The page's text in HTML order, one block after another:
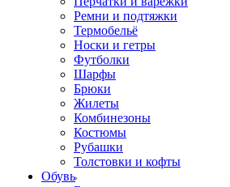
Ремни и подтяжки
Термобельё
Носки и гетры
Футболки
Шарфы
Брюки
Жилеты
Комбинезоны
Костюмы
Рубашки
Толстовки и кофты
Обувь